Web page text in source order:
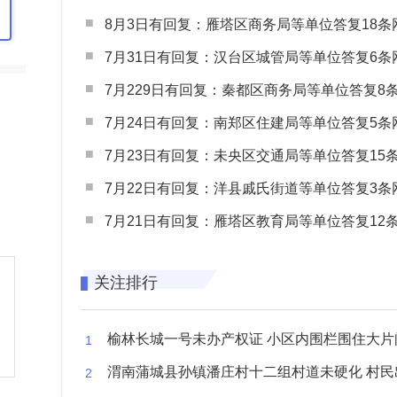
8月3日有回复：雁塔区商务局等单位答复18条网民
7月31日有回复：汉台区城管局等单位答复6条网民
7月229日有回复：秦都区商务局等单位答复8条网民
7月24日有回复：南郑区住建局等单位答复5条网民
7月23日有回复：未央区交通局等单位答复15条网民
7月22日有回复：洋县戚氏街道等单位答复3条网民
7月21日有回复：雁塔区教育局等单位答复12条网民
关注排行
榆林长城一号未办产权证 小区内围栏围住大片闲置
渭南蒲城县孙镇潘庄村十二组村道未硬化 村民出